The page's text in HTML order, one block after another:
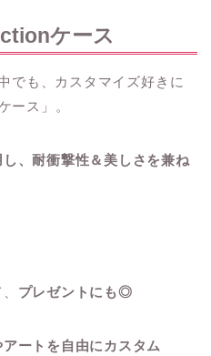
ケース
でも、カスタマイズ好きに
ース」。
、耐衝撃性＆美しさを兼ね
プレゼントにも◎
ートを自由にカスタム